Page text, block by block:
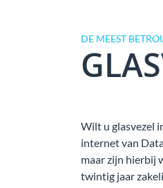
DE MEEST
Wilt u glasvezel
internet van
maar zijn hierbij
twintig jaar